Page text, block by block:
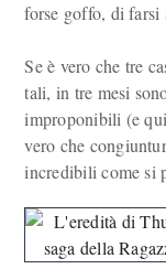
forse goffo, di farsi
Se è vero che tre
tali, in tre mesi
improponibili (e
vero che
incredibili come si